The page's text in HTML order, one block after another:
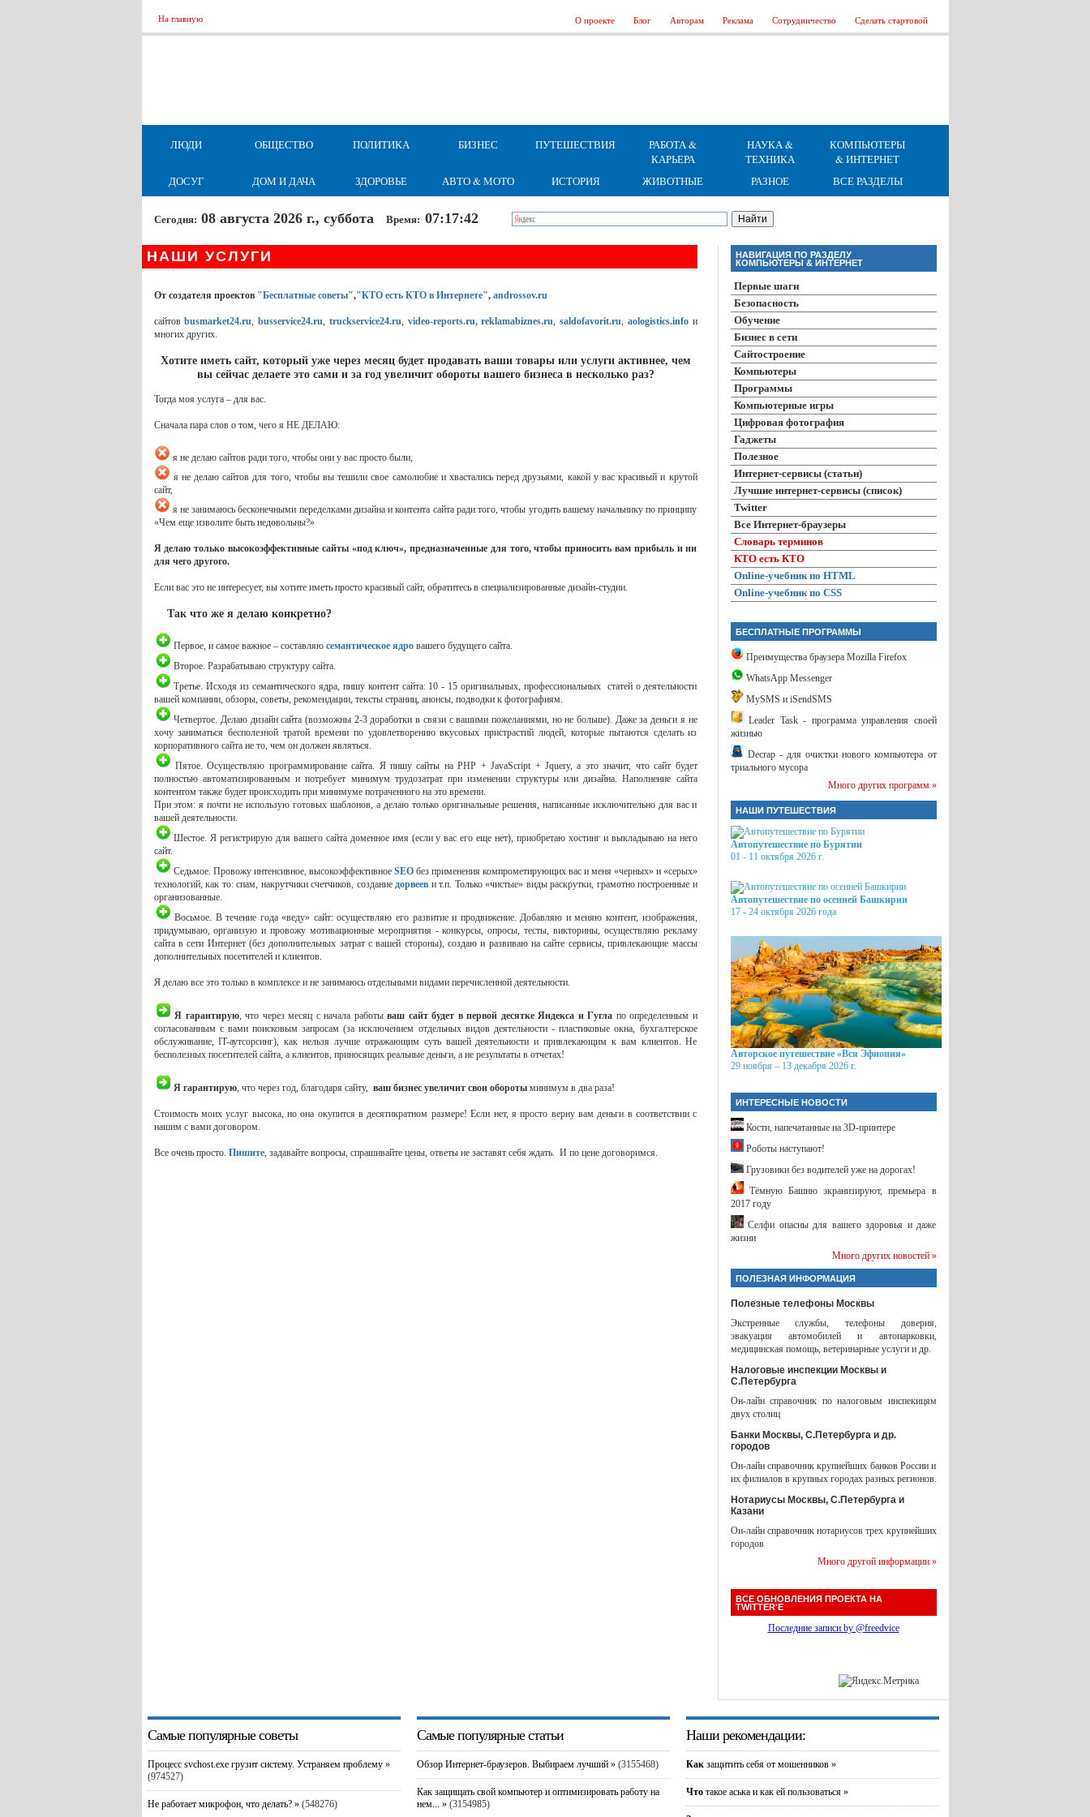
На главную О проекте Блог Авторам Реклама Сотрудничество Сделать стартовой
ЛЮДИ ОБЩЕСТВО ПОЛИТИКА БИЗНЕС ПУТЕШЕСТВИЯ
РАБОТА &
КАРЬЕРА
НАУКА &
ТЕХНИКА
КОМПЬЮТЕРЫ
& ИНТЕРНЕТ
ДОСУГ
ДОМ И ДАЧА ЗДОРОВЬЕ АВТО & МОТО ИСТОРИЯ ЖИВОТНЫЕ РАЗНОЕ ВСЕ РАЗДЕЛЫ
Сегодня: 08 августа 2026 г., суббота Время: 07:17:42
НАШИ УСЛУГИ
От создателя проектов "Бесплатные советы","КТО есть КТО в Интернете", androssov.ru
сайтовbusmarket24.ru, busservice24.ru, truckservice24.ru, video-reports.ru, reklamabiznes.ru, saldofavorit.ru, aologistics.infoи
многих других.
Хотите иметь сайт, который уже через месяц будет продавать ваши товары или услуги активнее, чем
вы сейчас делаете это сами и за год увеличит обороты вашего бизнеса в несколько раз?
Тогда моя услуга – для вас.
Сначала пара слов о том, чего я НЕ ДЕЛАЮ:
я не делаю сайтов ради того, чтобы они у вас просто были,
я не делаю сайтов для того, чтобы вы тешили свое самолюбие и хвастались перед друзьями, какой у вас красивый и крутой
сайт,
я не занимаюсь бесконечными переделками дизайна и контента сайта ради того, чтобы угодить вашему начальнику по принципу
«Чем еще изволите быть недовольны?»
Я делаю только высокоэффективные сайты «под ключ», предназначенные для того, чтобы приносить вам прибыль и ни
для чего другого.
Если вас это не интересует, вы хотите иметь просто красивый сайт, обратитесь в специализированные дизайн-студии.
Так что же я делаю конкретно?
Первое, и самое важное – составляю семантическое ядровашего будущего сайта.
Второе. Разрабатываю структуру сайта.
Третье. Исходя из семантического ядра, пишу контент сайта: 10 - 15 оригинальных, профессиональных статей о деятельности
вашей компании, обзоры, советы, рекомендации, тексты страниц, анонсы, подводки к фотографиям.
Четвертое. Делаю дизайн сайта (возможны 2-3 доработки в связи с вашими пожеланиями, но не больше). Даже за деньги я не
хочу заниматься бесполезной тратой времени по удовлетворению вкусовых пристрастий людей, которые пытаются сделать из
корпоративного сайта не то, чем он должен являться.
Пятое. Осуществляю программирование сайта. Я пишу сайты на PHP + JavaScript + Jquery, а это значит, что сайт будет
полностью автоматизированным и потребует минимум трудозатрат при изменении структуры или дизайна. Наполнение сайта
контентом также будет происходить при минимуме потраченного на это времени.
При этом: я почти не использую готовых шаблонов, а делаю только оригинальные решения, написанные исключительно для вас и
вашей деятельности.
Шестое. Я регистрирую для вашего сайта доменное имя (если у вас его еще нет), приобретаю хостинг и выкладываю на него
сайт.
Седьмое. Провожу интенсивное, высокоэффективное SEOбез применения компрометирующих вас и меня «черных» и «серых»
технологий, как то: спам, накрутчики счетчиков, создание дорвеев и т.п. Только «чистые» виды раскрутки, грамотно построенные и
организованные.
Восьмое. В течение года «веду» сайт: осуществляю его развитие и продвижение. Добавляю и меняю контент, изображения,
придумываю, организую и провожу мотивационные мероприятия - конкурсы, опросы, тесты, викторины, осуществляю рекламу
сайта в сети Интернет (без дополнительных затрат с вашей стороны), создаю и развиваю на сайте сервисы, привлекающие массы
дополнительных посетителей и клиентов.
Я делаю все это только в комплексе и не занимаюсь отдельными видами перечисленной деятельности.
Я гарантирую, что через месяц с начала работы ваш сайт будет в первой десятке Яндекса и Гугла по определенным и
согласованным с вами поисковым запросам (за исключением отдельных видов деятельности - пластиковые окна, бухгалтерское
обслуживание, IT-аутсорсинг), как нельзя лучше отражающим суть вашей деятельности и привлекающим к вам клиентов. Не
бесполезных посетителей сайта, а клиентов, приносящих реальные деньги, а не результаты в отчетах!
Я гарантирую, что через год, благодаря сайту, ваш бизнес увеличит свои оборотыминимум в два раза!
Стоимость моих услуг высока, но она окупится в десятикратном размере! Если нет, я просто верну вам деньги в соответствии с
нашим с вами договором.
Все очень просто. Пишите, задавайте вопросы, спрашивайте цены, ответы не заставят себя ждать. И по цене договоримся.
НАВИГАЦИЯ ПО РАЗДЕЛУ
КОМПЬЮТЕРЫ & ИНТЕРНЕТ
Первые шаги
Безопасность
Обучение
Бизнес в сети
Сайтостроение
Компьютеры
Программы
Компьютерные игры
Цифровая фотография
Гаджеты
Полезное
Интернет-сервисы (статьи)
Лучшие интернет-сервисы (список)
Twitter
Все Интернет-браузеры
Словарь терминов
КТО есть КТО
Online-учебник по HTML
Online-учебник по CSS
БЕСПЛАТНЫЕ ПРОГРАММЫ
Преимущества браузера Mozilla Firefox
WhatsApp Messenger
MySMS и iSendSMS
Leader Task - программа управления своей
жизнью
Decrap - для очистки нового компьютера от
триального мусора
Много других программ »
НАШИ ПУТЕШЕСТВИЯ
Автопутешествие по Бурятии
01 - 11 октября 2026 г.
Автопутешествие по осенней Башкирии
17 - 24 октября 2026 года
Авторское путешествие «Вся Эфиопия»
29 ноября – 13 декабря 2026 г.
ИНТЕРЕСНЫЕ НОВОСТИ
Кости, напечатанные на 3D-принтере
Роботы наступают!
Грузовики без водителей уже на дорогах!
Тёмную Башню экранизируют, премьера в
2017 году
Селфи опасны для вашего здоровья и даже
жизни
Много других новостей »
ПОЛЕЗНАЯ ИНФОРМАЦИЯ
Полезные телефоны Москвы
Экстренные службы, телефоны доверия,
эвакуация автомобилей и автопарковки,
медицинская помощь, ветеринарные услуги и др.
Налоговые инспекции Москвы и
С.Петербурга
Он-лайн справочник по налоговым инспекицям
двух столиц
Банки Москвы, С.Петербурга и др.
городов
Он-лайн справочник крупнейших банков России и
их филиалов в крупных городах разных регионов.
Нотариусы Москвы, С.Петербурга и
Казани
Он-лайн справочник нотариусов трех крупнейших
городов
Много другой информации »
ВСЕ ОБНОВЛЕНИЯ ПРОЕКТА НА
TWITTER'Е
Последние записи by @freedvice
Самые популярные советы
Процесс svchost.exe грузит систему. Устраняем проблему »
(974527)
Не работает микрофон, что делать? » (548276)
Самые популярные статьи
Обзор Интернет-браузеров. Выбираем лучший » (3155468)
Как защищать свой компьютер и оптимизировать работу на
нем... » (3154985)
Наши рекомендации:
Как защитить себя от мошенников »
Что такое аська и как ей пользоваться »